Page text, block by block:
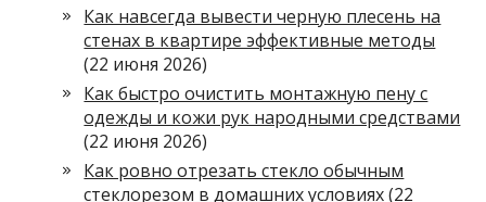
Как навсегда вывести черную плесень на
стенах в квартире эффективные методы
(22 июня 2026)
Как быстро очистить монтажную пену с
одежды и кожи рук народными средствами
(22 июня 2026)
Как ровно отрезать стекло обычным
стеклорезом в домашних условиях (22